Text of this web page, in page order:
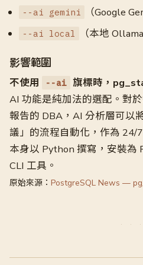
--ai gemini （Google
--ai local （本地
影響範圍
不使用 --ai 旗標時，
AI 功能是純加法的選配。對
報告的 DBA，AI 分析層可
議」的流程自動化，作為 24/
本身以 Python 撰寫，安裝為
CLI 工具。
原始來源： PostgreSQL News —